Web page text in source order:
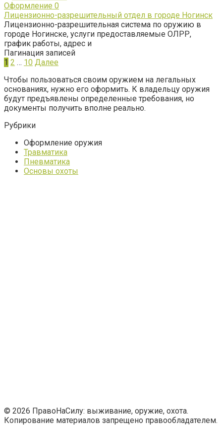
Оформление 0
Лицензионно-разрешительный отдел в городе Ногинск
Лицензионно-разрешительная система по оружию в
городе Ногинске, услуги предоставляемые ОЛРР,
график работы, адрес и
Пагинация записей
1 2 … 10 Далее
Чтобы пользоваться своим оружием на легальных
основаниях, нужно его оформить. К владельцу оружия
будут предъявлены определенные требования, но
документы получить вполне реально.
Рубрики
Оформление оружия
Травматика
Пневматика
Основы охоты
© 2026 ПравоНаСилу: выживание, оружие, охота.
Копирование материалов запрещено правообладателем.